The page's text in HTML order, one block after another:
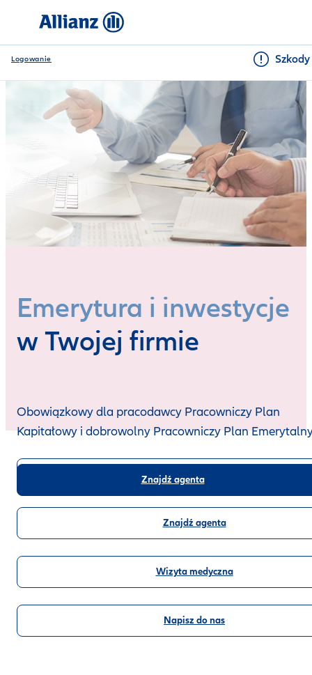
Logowanie
Emerytura i inwestycje
w Twojej firmie
Obowiązkowy dla pracodawcy Pracowniczy Plan
Kapitałowy i dobrowolny Pracowniczy Plan
Znajdź agenta
Szkody i obsługa
Znajdź agenta
Wizyta medyczna
Napisz do nas